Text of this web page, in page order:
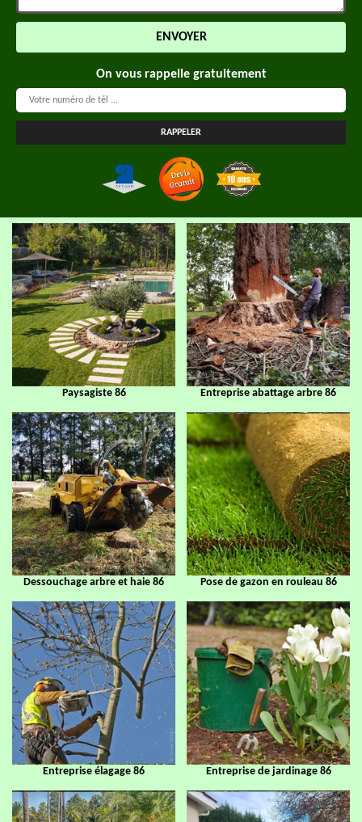
On vous rappelle gratuitement
Paysagiste 86 Entreprise abattage arbre 86
Dessouchage arbre et haie 86 Pose de gazon en rouleau 86
Entreprise élagage 86 Entreprise de jardinage 86